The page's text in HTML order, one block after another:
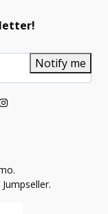
Notify me
.